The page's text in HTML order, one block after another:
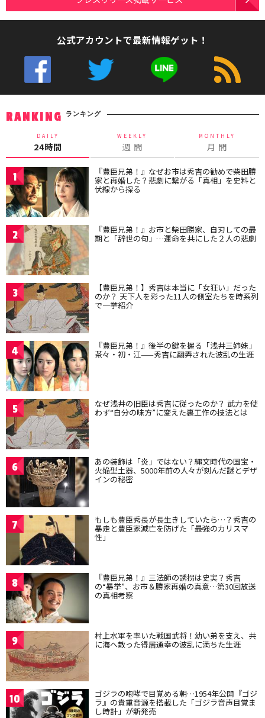
公式アカウントで最新情報ゲット！
RANKING ランキング
DAILY
24時間
WEEKLY
週 間
MONTHLY
月 間
1 『豊臣兄弟！』なぜお市は秀吉の勧めで柴田勝
家と再婚した？悲劇に繋がる「真相」を史料と
伏線から探る
2 『豊臣兄弟！』お市と柴田勝家、自刃しての最
期と「辞世の句」…運命を共にした２人の悲劇
3 【豊臣兄弟！】秀吉は本当に「女狂い」だった
のか？ 天下人を彩った11人の側室たちを時系列
で一挙紹介
4 『豊臣兄弟！』後半の鍵を握る「浅井三姉妹」
茶々・初・江——秀吉に翻弄された波乱の生涯
5 なぜ浅井の旧臣は秀吉に従ったのか？ 武力を使
わず“自分の味方”に変えた裏工作の技法とは
6 あの装飾は「炎」ではない？縄文時代の国宝・
火焔型土器、5000年前の人々が刻んだ謎とデザ
インの秘密
7 もしも豊臣秀長が長生きしていたら…？秀吉の
暴走と豊臣家滅亡を防げた「最強のカリスマ
性」
8 『豊臣兄弟！』三法師の誘拐は史実？秀吉
の“暴挙”、お市＆勝家再婚の真意…第30回放送
の真相考察
9 村上水軍を率いた戦国武将！幼い弟を支え、共
に海へ散った得居通幸の波乱に満ちた生涯
10 ゴジラの咆哮で目覚める朝…1954年公開『ゴジ
ラ』の貴重音源を搭載した「ゴジラ音声目覚ま
し時計」が新発売